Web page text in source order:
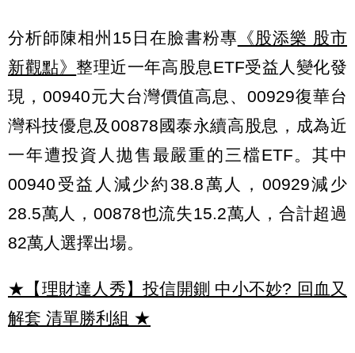
分析師陳相州15日在臉書粉專 《股添樂 股市
新觀點》整理近一年高股息ETF受益人變化發
現，00940元大台灣價值高息、00929復華台
灣科技優息及00878國泰永續高股息，成為近
一年遭投資人拋售最嚴重的三檔ETF。其中
00940受益人減少約38.8萬人，00929減少
28.5萬人，00878也流失15.2萬人，合計超過
82萬人選擇出場。
★【理財達人秀】投信開鍘 中小不妙? 回血又
解套 清單勝利組 ★